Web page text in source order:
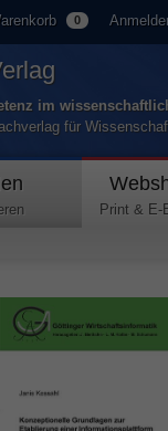
0
im
für
Print & E-